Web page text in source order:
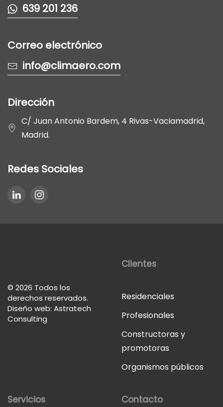
639 201 236
Correo electrónico
info@climaero.com
Dirección
C/ Juan Antonio Bardem, 4 Rivas-Vaciamadrid,
Madrid.
Redes Sociales
© 2026 Todos los
derechos reservados.
Diseño web: Astratech
Consulting
Clientes
Residenciales
Profesionales
Constructoras y
promotoras
Organismos públicos
Servicios Contacto